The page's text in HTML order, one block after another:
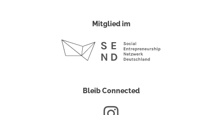
Mitglied im
Bleib Connected